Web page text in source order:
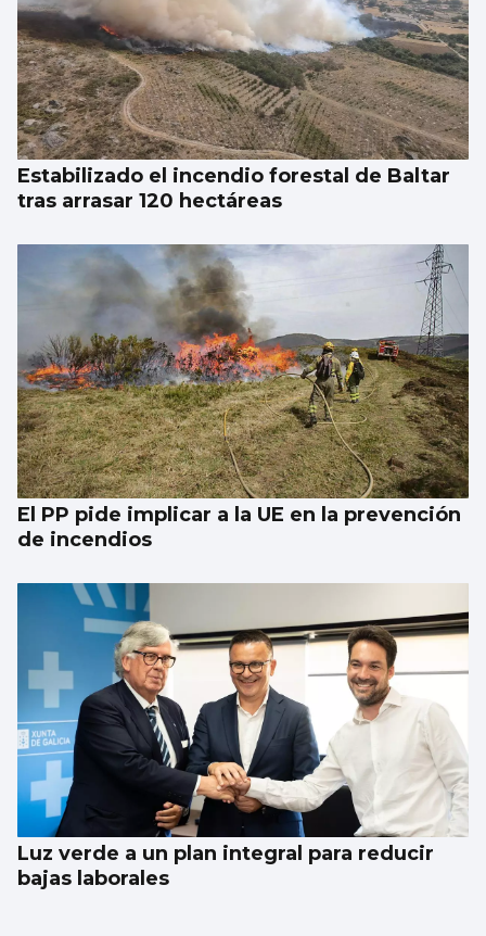
Estabilizado el incendio forestal de Baltar
tras arrasar 120 hectáreas
El PP pide implicar a la UE en la prevención
de incendios
Luz verde a un plan integral para reducir
bajas laborales